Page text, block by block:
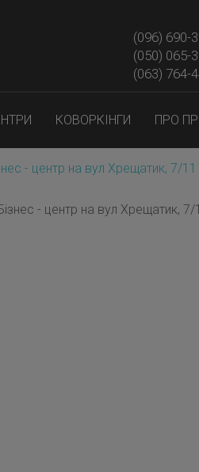
(096) 690-
(050) 065-
(063) 764-
КОВОРКІНГИ ПРО
- центр на вул Хрещатик, 7/11